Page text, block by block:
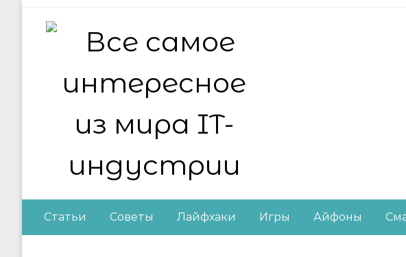
Skip
Все самое интересное
Статьи Советы Лайфхаки Игры Айфоны